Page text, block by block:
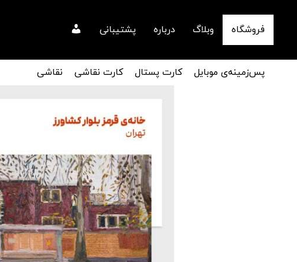
فروشگاه وبلاگ درباره پشتیبانی
پس‌زمینه‌ی موبایل کارت پستال کارت نقاشی نقاشی